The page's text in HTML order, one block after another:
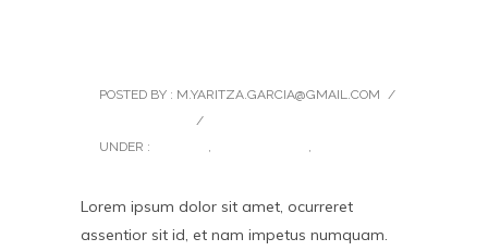
POSTED BY : M.YARITZA.GARCIA@GMAIL.COM /
/
UNDER :
, ,
Lorem ipsum dolor sit amet, ocurreret
assentior sit id, et nam impetus numquam.